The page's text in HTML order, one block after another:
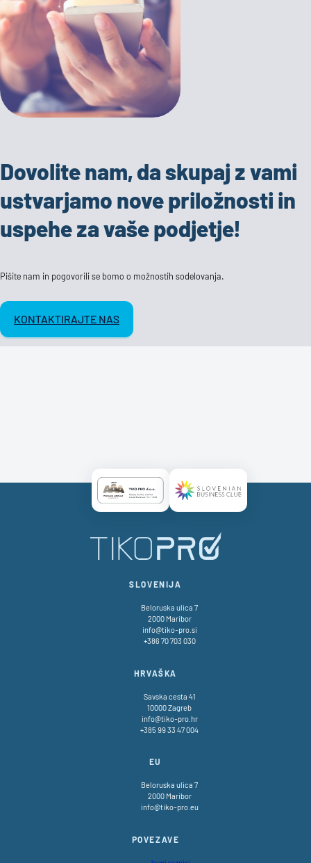
Dovolite nam, da skupaj z vami
ustvarjamo nove priložnosti in
uspehe za vaše podjetje!
Pišite nam in pogovorili se bomo o možnostih sodelovanja.
KONTAKTIRAJTE NAS
Certificate AAA LogoCertificate SBC Logo
SLOVENIJA
Beloruska ulica 7
2000 Maribor
info@tiko-pro.si
+386 70 703 030
HRVAŠKA
Savska cesta 41
10000 Zagreb
info@tiko-pro.hr
+385 99 33 47 004
EU
Beloruska ulica 7
2000 Maribor
info@tiko-pro.eu
POVEZAVE